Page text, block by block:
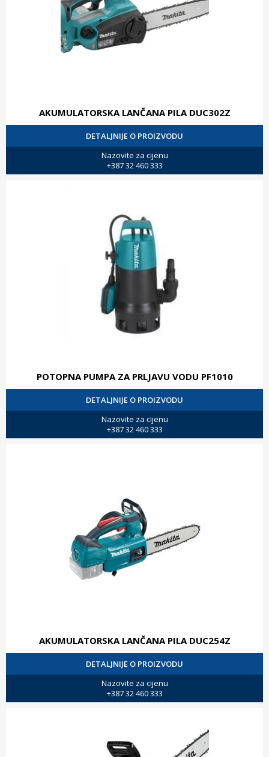
AKUMULATORSKA LANČANA PILA DUC302Z
DETALJNIJE O PROIZVODU
Nazovite za cijenu
+387 32 460 333
POTOPNA PUMPA ZA PRLJAVU VODU PF1010
DETALJNIJE O PROIZVODU
Nazovite za cijenu
+387 32 460 333
AKUMULATORSKA LANČANA PILA DUC254Z
DETALJNIJE O PROIZVODU
Nazovite za cijenu
+387 32 460 333